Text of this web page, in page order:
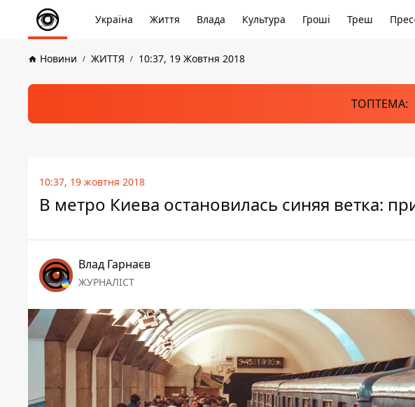
Україна Життя Влада Культура Гроші Треш
Новини ЖИТТЯ 10:37, 19 Жовтня 2018
ТОПТЕМА:
10:37, 19 жовтня 2018
В метро Киева остановилась синяя ветка:
Влад Гарнаєв
ЖУРНАЛІСТ